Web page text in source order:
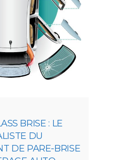
BRISE : LE
DU
DE PARE-BRISE